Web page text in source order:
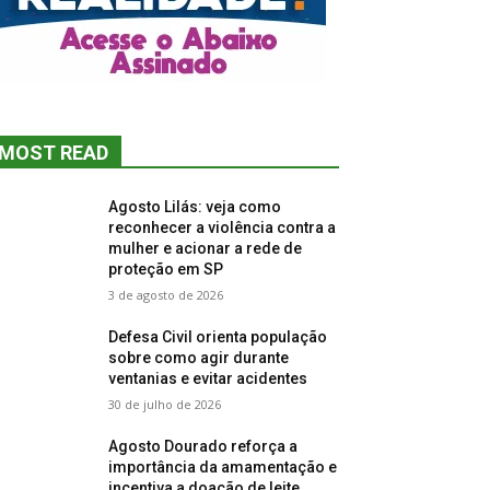
READ
Agosto Lilás: veja como
reconhecer a violência contra a
mulher e acionar a rede de
proteção em SP
3 de agosto de 2026
Defesa Civil orienta população
sobre como agir durante
ventanias e evitar acidentes
30 de julho de 2026
Agosto Dourado reforça a
importância da amamentação e